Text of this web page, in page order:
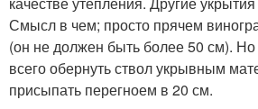
Смысл в чем; просто прячем
(он не должен быть более 50 см). Но
всего обернуть ствол укрывным
присыпать перегноем в 20 см.